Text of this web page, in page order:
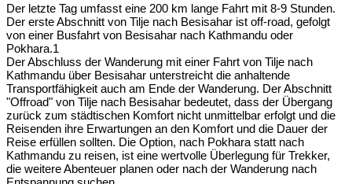
Der letzte Tag umfasst eine 200 km lange Fahrt mit 8-9 Stunden.
Der erste Abschnitt von Tilje nach Besisahar ist off-road, gefolgt
von einer Busfahrt von Besisahar nach Kathmandu oder
Pokhara.1
Der Abschluss der Wanderung mit einer Fahrt von Tilje nach
Kathmandu über Besisahar unterstreicht die anhaltende
Transportfähigkeit auch am Ende der Wanderung. Der Abschnitt
"Offroad" von Tilje nach Besisahar bedeutet, dass der Übergang
zurück zum städtischen Komfort nicht unmittelbar erfolgt und die
Reisenden ihre Erwartungen an den Komfort und die Dauer der
Reise erfüllen sollten. Die Option, nach Pokhara statt nach
Kathmandu zu reisen, ist eine wertvolle Überlegung für Trekker,
die weitere Abenteuer planen oder nach der Wanderung nach